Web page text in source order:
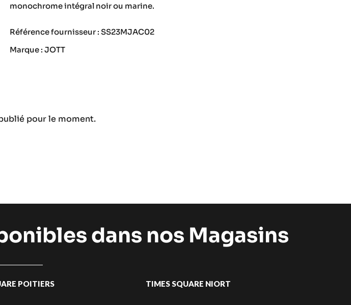
monochrome intégral noir ou marine.
Référence fournisseur : SS23MJAC02
Marque : JOTT
pour le moment.
dans nos Magasins
POITIERS TIMES SQUARE NIORT